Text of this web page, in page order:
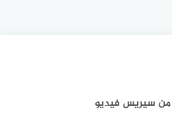
من سيريس فيديو